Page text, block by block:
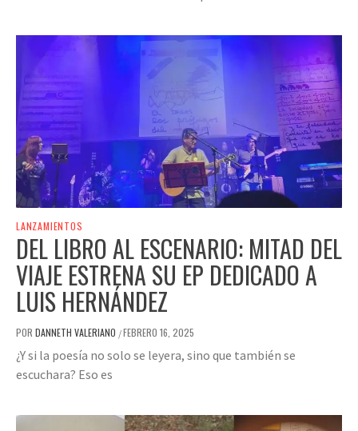
LANZAMIENTOS
DEL LIBRO AL ESCENARIO: MITAD DEL
VIAJE ESTRENA SU EP DEDICADO A
LUIS HERNÁNDEZ
POR DANNETH VALERIANO /FEBRERO 16, 2025
¿Y si la poesía no solo se leyera, sino que también se
escuchara? Eso es